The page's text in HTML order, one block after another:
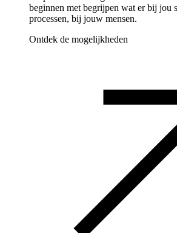
beginnen met begrijpen wat er bij jou
processen, bij jouw mensen.
Ontdek de mogelijkheden